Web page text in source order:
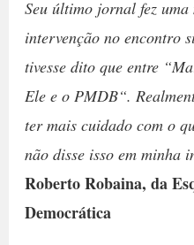
Seu último jornal fez uma
intervenção no encontro
tivesse dito que entre
Ele e o PMDB“.
ter mais cuidado com o
não disse isso em minha
Roberto Robaina, da
Democrática